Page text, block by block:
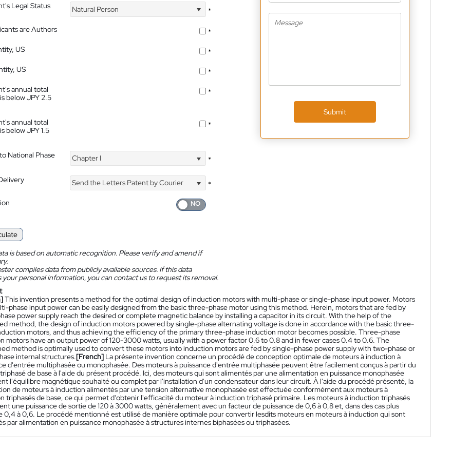
Legal Status
Natural Person
*
are Authors
*
US
*
US
*
annual total
below JPY 2.5
*
annual total
below JPY 1.5
*
National Phase
Chapter I *
Send the Letters Patent by Courier
*
is based on automatic recognition. Please verify and amend if
compiles data from publicly available sources. If this data
your personal information, you can contact us to request its removal.
Submit
This invention presents a method for the optimal design of induction motors with multi-phase or single-phase input power. Motors
phase input power can be easily designed from the basic three-phase motor using this method. Herein, motors that are fed by
power supply reach the desired or complete magnetic balance by installing a capacitor in its circuit. With the help of the
method, the design of induction motors powered by single-phase alternating voltage is done in accordance with the basic three-
motors, and thus achieving the efficiency of the primary three-phase induction motor becomes possible. Three-phase
motors have an output power of 120-3000 watts, usually with a power factor 0.6 to 0.8 and in fewer cases 0.4 to 0.6. The
method is optimally used to convert these motors into induction motors are fed by single-phase power supply with two-phase or
internal structures.[French] La présente invention concerne un procédé de conception optimale de moteurs à induction à
d'entrée multiphasée ou monophasée. Des moteurs à puissance d'entrée multiphasée peuvent être facilement conçus à partir du
de base à l'aide du présent procédé. Ici, des moteurs qui sont alimentés par une alimentation en puissance monophasée
l'équilibre magnétique souhaité ou complet par l'installation d'un condensateur dans leur circuit. À l'aide du procédé présenté, la
de moteurs à induction alimentés par une tension alternative monophasée est effectuée conformément aux moteurs à
triphasés de base, ce qui permet d'obtenir l'efficacité du moteur à induction triphasé primaire. Les moteurs à induction triphasés
une puissance de sortie de 120 à 3000 watts, généralement avec un facteur de puissance de 0,6 à 0,8 et, dans des cas plus
0,4 à 0,6. Le procédé mentionné est utilisé de manière optimale pour convertir lesdits moteurs en moteurs à induction qui sont
par alimentation en puissance monophasée à structures internes biphasées ou triphasées.